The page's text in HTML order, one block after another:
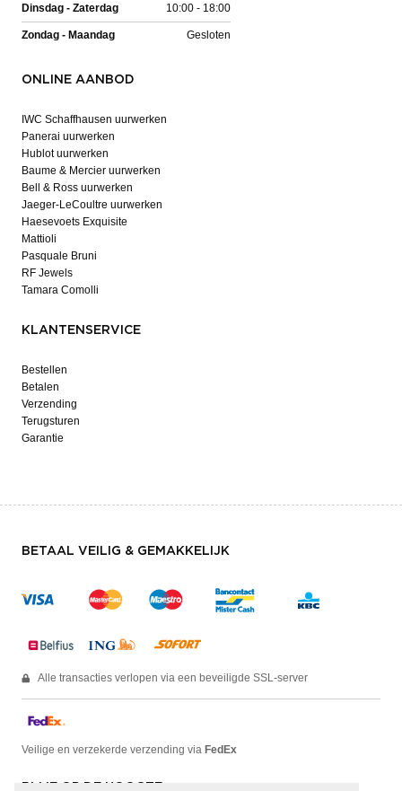
Dinsdag - Zaterdag 10:00 - 18:00
Zondag - Maandag Gesloten
ONLINE AANBOD
IWC Schaffhausen uurwerken
Panerai uurwerken
Hublot uurwerken
Baume & Mercier uurwerken
Bell & Ross uurwerken
Jaeger-LeCoultre uurwerken
Haesevoets Exquisite
Mattioli
Pasquale Bruni
RF Jewels
Tamara Comolli
KLANTENSERVICE
Bestellen
Betalen
Verzending
Terugsturen
Garantie
BETAAL VEILIG & GEMAKKELIJK
Alle transacties verlopen via een beveiligde SSL-server
Veilige en verzekerde verzending via FedEx
BLIJF OP DE HOOGTE